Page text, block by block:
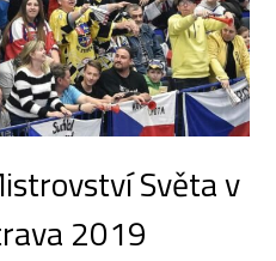
Světa v
2019